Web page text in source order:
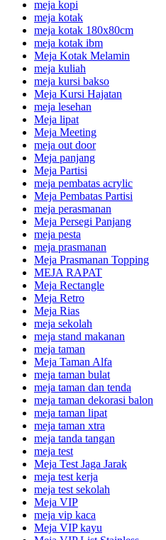
meja kopi
meja kotak
meja kotak 180x80cm
meja kotak ibm
Meja Kotak Melamin
meja kuliah
meja kursi bakso
Meja Kursi Hajatan
meja lesehan
Meja lipat
Meja Meeting
meja out door
Meja panjang
Meja Partisi
meja pembatas acrylic
Meja Pembatas Partisi
meja perasmanan
Meja Persegi Panjang
meja pesta
meja prasmanan
Meja Prasmanan Topping
MEJA RAPAT
Meja Rectangle
Meja Retro
Meja Rias
meja sekolah
meja stand makanan
meja taman
Meja Taman Alfa
meja taman bulat
meja taman dan tenda
meja taman dekorasi balon
meja taman lipat
meja taman xtra
meja tanda tangan
meja test
Meja Test Jaga Jarak
meja test kerja
meja test sekolah
Meja VIP
meja vip kaca
Meja VIP kayu